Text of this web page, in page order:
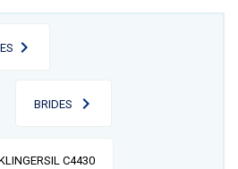
BRIDES
C4430